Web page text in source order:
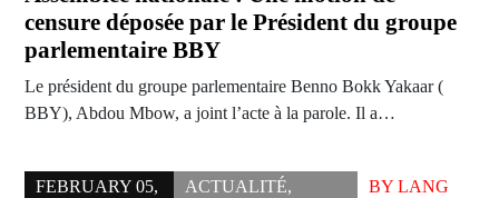
censure déposée par le Président du groupe
parlementaire BBY
Le président du groupe parlementaire Benno Bokk Yakaar (
BBY), Abdou Mbow, a joint l’acte à la parole. Il a…
FEBRUARY 05,
ACTUALITÉ,
BY LANG